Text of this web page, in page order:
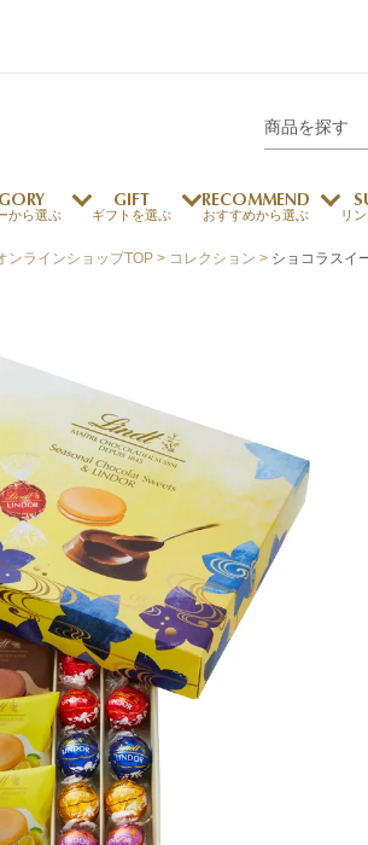
から選ぶ
リンドール
関連商品一覧
チョコウェイファー
リンツ・シン
GIFT
ギフトを選ぶ
のし対応商品
メッセージカード対応
商品
RECOMMEND
おすすめから選ぶ
サマーチョコレート お中元
リ
店舗からのお知らせ カフェメニュー
メ
ンラインショップTOP コレクション ショコラスイ